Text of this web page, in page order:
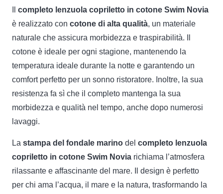
completo lenzuola copriletto in cotone Swim Novia
è realizzato con cotone di alta qualità, un materiale
naturale che assicura morbidezza e traspirabilità. Il
cotone è ideale per ogni stagione, mantenendo la
temperatura ideale durante la notte e garantendo un
comfort perfetto per un sonno ristoratore. Inoltre, la sua
resistenza fa sì che il completo mantenga la sua
morbidezza e qualità nel tempo, anche dopo numerosi
lavaggi.
La stampa del fondale marino del completo lenzuola
copriletto in cotone Swim Novia richiama l’atmosfera
rilassante e affascinante del mare. Il design è perfetto
per chi ama l’acqua, il mare e la natura, trasformando la